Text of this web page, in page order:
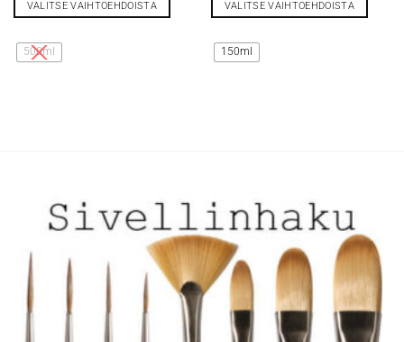
VALITSE VAIHTOEHDOISTA
tuotteella
on
500ml
VALITSE VAIHTOEHDOISTA
tuotteella
on
150ml